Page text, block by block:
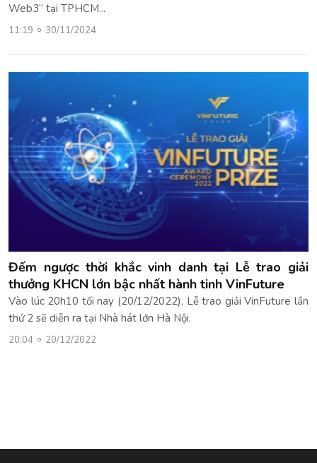
Web3” tại TPHCM...
11:19 30/11/2024
Đếm ngược thời khắc vinh danh tại Lễ trao giải
thưởng KHCN lớn bậc nhất hành tinh VinFuture
Vào lúc 20h10 tối nay (20/12/2022), Lễ trao giải VinFuture lần
thứ 2 sẽ diễn ra tại Nhà hát lớn Hà Nội.
20:04 20/12/2022